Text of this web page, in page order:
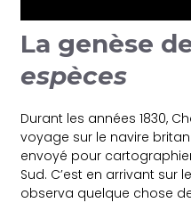
La genèse
espèces
Durant les années 1830,
voyage sur le navire
envoyé pour
Sud. C’est en arrivant sur
observa quelque chose